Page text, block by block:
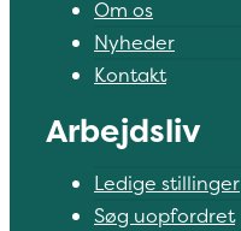
Om os
Nyheder
Kontakt
Arbejdsliv
Ledige stillinger
Søg uopfordret